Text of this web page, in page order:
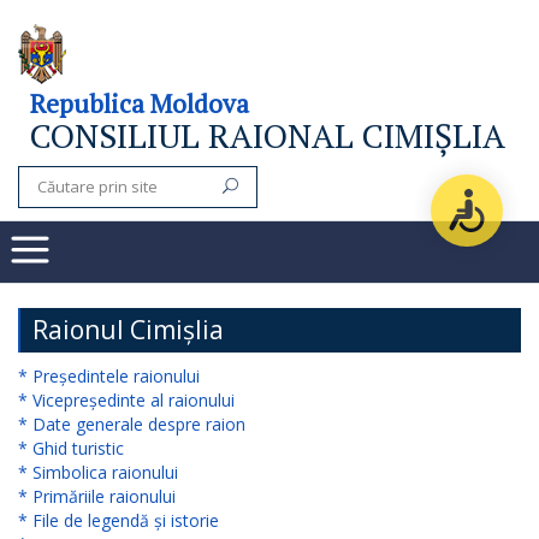
Consiliul
raional
Noutăți
Subdiviziuni
Secretarul
consiliului
raional
Aparatul
Republica Moldova
CONSILIUL RAIONAL CIMIȘLIA
Raionul Cimișlia
* Președintele raionului
* Vicepreședinte al raionului
* Date generale despre raion
* Ghid turistic
* Simbolica raionului
* Primăriile raionului
* File de legendă și istorie